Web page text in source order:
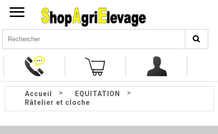
Accueil > EQUITATION
>
Râtelier et cloche